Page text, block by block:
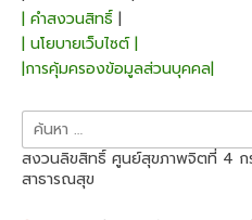
| คำสงวนสิทธิ์ |
| นโยบายเว็บไซต์ |
|การคุ้มครองข้อมูลส่วนบุคคล|
ค้นหา
สำหรับ:
สงวนลิขสิทธิ์ ศูนย์สุขภาพจิตที่ 4 ก
สาธารณสุข